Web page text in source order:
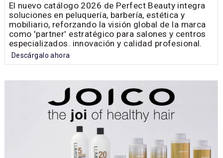
El nuevo catálogo 2026 de Perfect Beauty integra
soluciones en peluquería, barbería, estética y
mobiliario, reforzando la visión global de la marca
como 'partner' estratégico para salones y centros
especializados. innovación y calidad profesional.
Descárgalo ahora